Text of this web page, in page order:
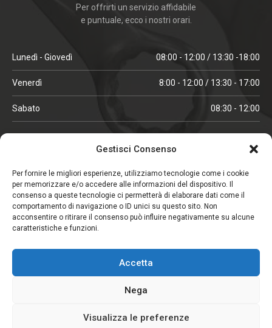
Gestisci Consenso
Per fornire le migliori esperienze, utilizziamo tecnologie come i cookie
per memorizzare e/o accedere alle informazioni del dispositivo. Il
consenso a queste tecnologie ci permetterà di elaborare dati come il
comportamento di navigazione o ID unici su questo sito. Non
acconsentire o ritirare il consenso può influire negativamente su alcune
caratteristiche e funzioni.
Accetta
Nega
Visualizza le preferenze
Per offrirti un servizio affidabile
e puntuale, ecco i nostri orari.
Lunedì - Giovedì 08:00 - 12:00 / 13:30 -18:00
Venerdì 8:00 - 12:00 / 13:30 - 17:00
Sabato 08:30 - 12:00
ORARI IN ALTA STAGIONE
Lunedì - Venerdì 08:00 - 12:00 / 13:30 -18:00
Sabato 08:00 - 12:00
CHIUSO IL SABATO
(gennaio, febbraio, agosto, settembre)
Copyright © 2026. Viglezio - Tutti i diritti riservati.